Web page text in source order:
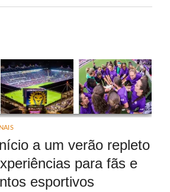
a um verão repleto
para fãs e
esportivos